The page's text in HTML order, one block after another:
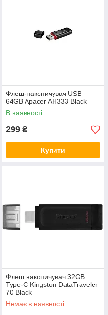
Флеш-накопичувач USB
64GB Apacer AH333 Black
В наявності
299 ₴
Купити
Флеш накопичувач 32GB
Type-C Kingston DataTraveler
70 Black
Немає в наявності